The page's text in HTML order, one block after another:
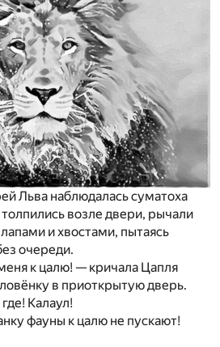
Льва наблюдалась суматоха
возле двери, рычали
и хвостами, пытаясь
очереди.
к цалю! — кричала Цапля
в приоткрытую дверь.
Калаул!
фауны к цалю не пускают!